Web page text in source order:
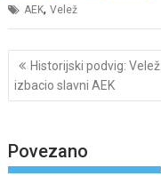
AEK,Velež
Post
navigation
Historijski podvig: Velež
izbacio slavni AEK
Povezano